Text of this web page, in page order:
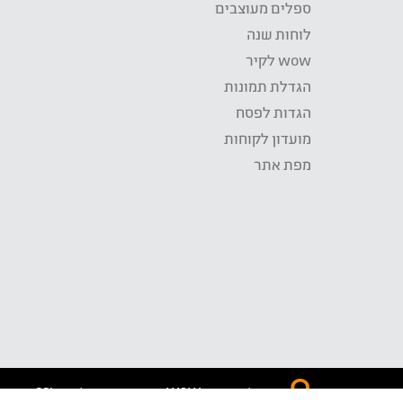
ספלים מעוצבים
לוחות שנה
wow לקיר
הגדלת תמונות
הגדות לפסח
מועדון לקוחות
מפת אתר
התשלום באתר WOW מאובטח בטכנולוגית SSL